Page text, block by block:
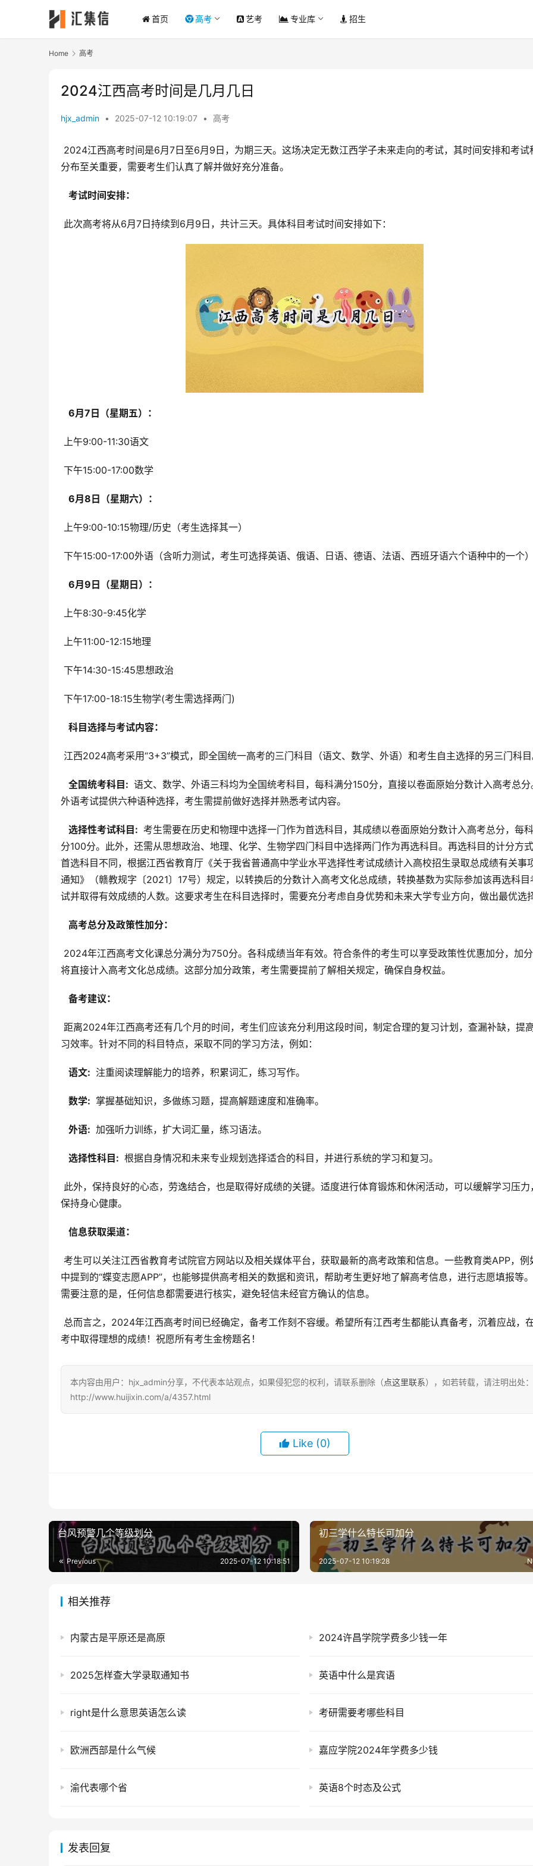
首页 高考 艺考 专业库 招生
Home 高考
2024江西高考时间是几月几日
hjx_admin • 2025-07-12 10:19:07 • 高考
分布至关重要，需要考生们认真了解并做好充分准备。
  考试时间安排：
此次高考将从6月7日持续到6月9日，共计三天。具体科目考试时间安排如下：
  6月7日（星期五）：
上午9:00-11:30语文
下午15:00-17:00数学
  6月8日（星期六）：
上午9:00-10:15物理/历史（考生选择其一）
下午15:00-17:00外语（含听力测试，考生可选择英语、俄语、日语、德语、法语、西班牙语六个语种中的一个
  6月9日（星期日）：
上午8:30-9:45化学
上午11:00-12:15地理
下午14:30-15:45思想政治
下午17:00-18:15生物学(考生需选择两门)
  科目选择与考试内容：
江西2024高考采用“3+3”模式，即全国统一高考的三门科目（语文、数学、外语）和考生自主选择的另三门科
  全国统考科目:
语文、数学、外语三科均为全国统考科目，每科满分150分，直接以卷面原始分数计入高考总分
外语考试提供六种语种选择，考生需提前做好选择并熟悉考试内容。
  选择性考试科目:
考生需要在历史和物理中选择一门作为首选科目，其成绩以卷面原始分数计入高考总分，每
分100分。此外，还需从思想政治、地理、化学、生物学四门科目中选择两门作为再选科目。再选科目的计分方
首选科目不同，根据江西省教育厅《关于我省普通高中学业水平选择性考试成绩计入高校招生录取总成绩有关事
通知》（赣教规字〔2021〕17号）规定，以转换后的分数计入高考文化总成绩，转换基数为实际参加该再选科目
试并取得有效成绩的人数。这要求考生在科目选择时，需要充分考虑自身优势和未来大学专业方向，做出最优选
  高考总分及政策性加分：
将直接计入高考文化总成绩。这部分加分政策，考生需要提前了解相关规定，确保自身权益。
  备考建议：
习效率。针对不同的科目特点，采取不同的学习方法，例如：
  语文:
注重阅读理解能力的培养，积累词汇，练习写作。
  数学:
掌握基础知识，多做练习题，提高解题速度和准确率。
  外语:
加强听力训练，扩大词汇量，练习语法。
  选择性科目:
根据自身情况和未来专业规划选择适合的科目，并进行系统的学习和复习。
保持身心健康。
  信息获取渠道：
中提到的“蝶变志愿APP”，也能够提供高考相关的数据和资讯，帮助考生更好地了解高考信息，进行志愿填报等
需要注意的是，任何信息都需要进行核实，避免轻信未经官方确认的信息。
考中取得理想的成绩！祝愿所有考生金榜题名！
本内容由用户：hjx_admin分享，不代表本站观点，如果侵犯您的权利，请联系删除（点这里联系），如若转载，请注明出处：
http://www.huijixin.com/a/4357.html
Like (0)
台风预警几个等级划分
Previous 2025-07-12 10:18:51
初三学什么特长可加分
2025-07-12 10:19:28
相关推荐
内蒙古是平原还是高原 2024许昌学院学费多少钱一年
2025怎样查大学录取通知书 英语中什么是宾语
right是什么意思英语怎么读 考研需要考哪些科目
欧洲西部是什么气候 嘉应学院2024年学费多少钱
渝代表哪个省 英语8个时态及公式
发表回复